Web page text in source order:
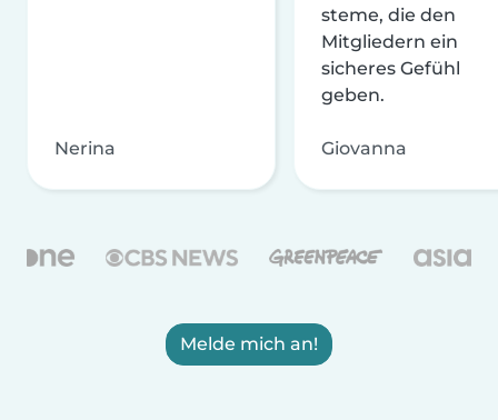
Nerina
steme, die den
Mitgliedern ein
sicheres Gefühl
geben.
Giovanna
Melde mich an!